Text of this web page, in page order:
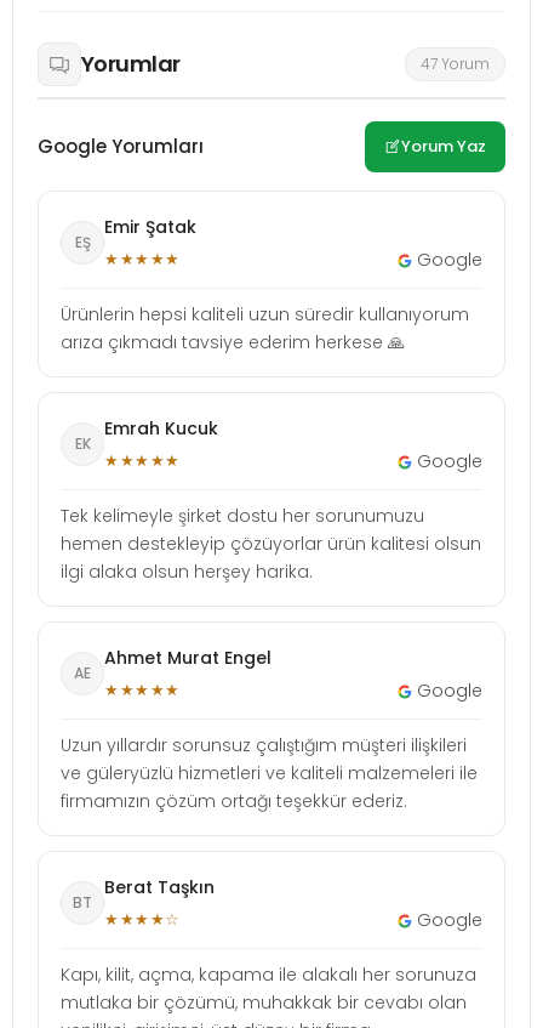
Yorumlar 47 Yorum
Google Yorumları Yorum Yaz
EŞ
Emir Şatak
★★★★★ Google
Ürünlerin hepsi kaliteli uzun süredir kullanıyorum
arıza çıkmadı tavsiye ederim herkese 🙏
EK
Emrah Kucuk
★★★★★ Google
Tek kelimeyle şirket dostu her sorunumuzu
hemen destekleyip çözüyorlar ürün kalitesi olsun
ilgi alaka olsun herşey harika.
AE
Ahmet Murat Engel
★★★★★ Google
Uzun yıllardır sorunsuz çalıştığım müşteri ilişkileri
ve güleryüzlü hizmetleri ve kaliteli malzemeleri ile
firmamızın çözüm ortağı teşekkür ederiz.
BT
Berat Taşkın
★★★★☆ Google
Kapı, kilit, açma, kapama ile alakalı her sorunuza
mutlaka bir çözümü, muhakkak bir cevabı olan